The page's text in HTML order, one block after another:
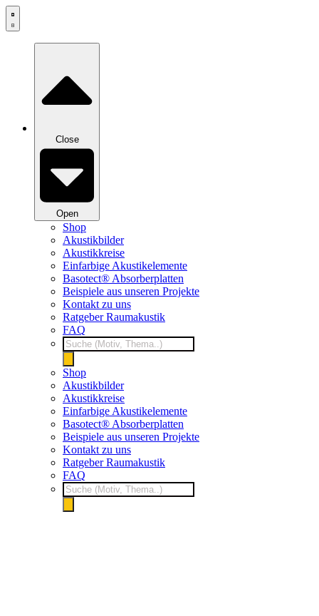
Zum
Inhalt
Close
Open
Shop
Akustikbilder
Akustikkreise
Einfarbige Akustikelemente
Basotect® Absorberplatten
Beispiele aus unseren Projekte
Kontakt zu uns
Ratgeber Raumakustik
FAQ
Products
search
Shop
Akustikbilder
Akustikkreise
Einfarbige Akustikelemente
Basotect® Absorberplatten
Beispiele aus unseren Projekte
Kontakt zu uns
Ratgeber Raumakustik
FAQ
Products
search